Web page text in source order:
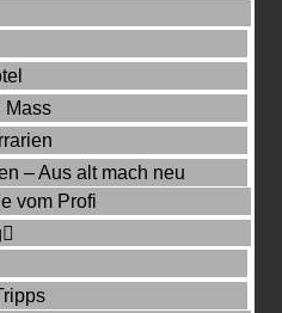
Mass
– Aus alt mach neu
vom Profi